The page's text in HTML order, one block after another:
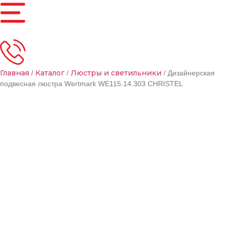
Главная / Каталог/ Люстры и светильники / Дизайнерская
подвесная люстра Wertmark WE115.14.303 CHRISTEL